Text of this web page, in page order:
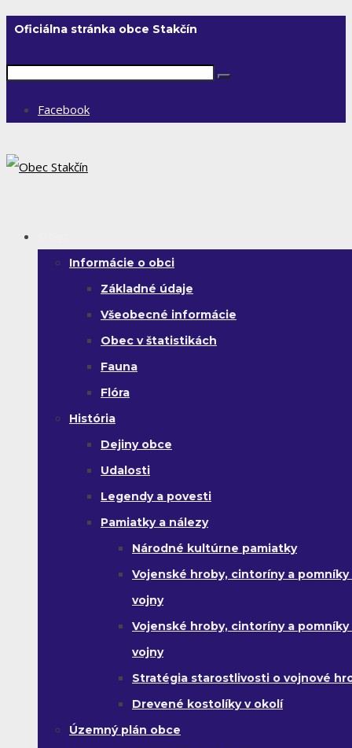
Oficiálna stránka obce Stakčín
Facebook
Informácie o obci
Základné údaje
Všeobecné informácie
Obec v štatistikách
Fauna
Flóra
História
Dejiny obce
Udalosti
Legendy a povesti
Pamiatky a nálezy
Národné kultúrne pamiatky
Vojenské hroby, cintoríny a pomníky
vojny
Vojenské hroby, cintoríny a pomníky
vojny
Stratégia starostlivosti o vojnové
Drevené kostolíky v okolí
Územný plán obce